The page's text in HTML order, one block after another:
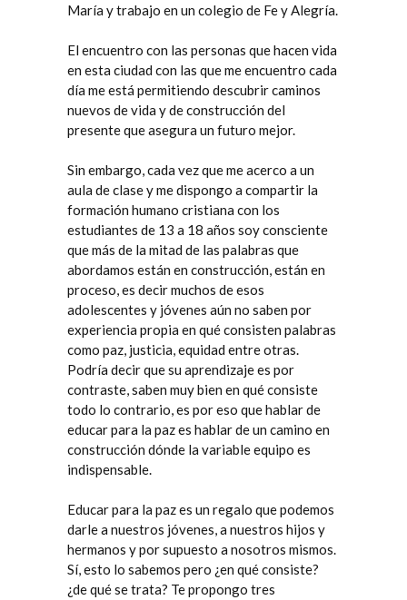
María y trabajo en un colegio de Fe y Alegría.
El encuentro con las personas que hacen vida
en esta ciudad con las que me encuentro cada
día me está permitiendo descubrir caminos
nuevos de vida y de construcción del
presente que asegura un futuro mejor.
Sin embargo, cada vez que me acerco a un
aula de clase y me dispongo a compartir la
formación humano cristiana con los
estudiantes de 13 a 18 años soy consciente
que más de la mitad de las palabras que
abordamos están en construcción, están en
proceso, es decir muchos de esos
adolescentes y jóvenes aún no saben por
experiencia propia en qué consisten palabras
como paz, justicia, equidad entre otras.
Podría decir que su aprendizaje es por
contraste, saben muy bien en qué consiste
todo lo contrario, es por eso que hablar de
educar para la paz es hablar de un camino en
construcción dónde la variable equipo es
indispensable.
Educar para la paz es un regalo que podemos
darle a nuestros jóvenes, a nuestros hijos y
hermanos y por supuesto a nosotros mismos.
Sí, esto lo sabemos pero ¿en qué consiste?
¿de qué se trata? Te propongo tres